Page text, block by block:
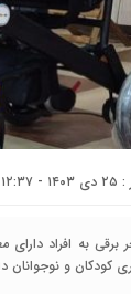
دستگاه ویلچر برقی به
دارسیران ۱ این شهرستان